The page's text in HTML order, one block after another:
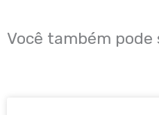
Você também